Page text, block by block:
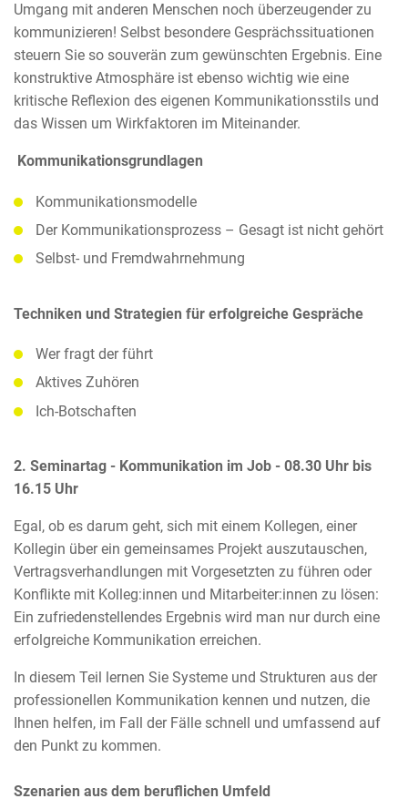
Umgang mit anderen Menschen noch überzeugender zu
kommunizieren! Selbst besondere Gesprächssituationen
steuern Sie so souverän zum gewünschten Ergebnis. Eine
konstruktive Atmosphäre ist ebenso wichtig wie eine
kritische Reflexion des eigenen Kommunikationsstils und
das Wissen um Wirkfaktoren im Miteinander.
Kommunikationsgrundlagen
Kommunikationsmodelle
Der Kommunikationsprozess – Gesagt ist nicht gehört
Selbst- und Fremdwahrnehmung
Techniken und Strategien für erfolgreiche Gespräche
Wer fragt der führt
Aktives Zuhören
Ich-Botschaften
2. Seminartag - Kommunikation im Job - 08.30 Uhr bis
16.15 Uhr
Egal, ob es darum geht, sich mit einem Kollegen, einer
Kollegin über ein gemeinsames Projekt auszutauschen,
Vertragsverhandlungen mit Vorgesetzten zu führen oder
Konflikte mit Kolleg:innen und Mitarbeiter:innen zu lösen:
Ein zufriedenstellendes Ergebnis wird man nur durch eine
erfolgreiche Kommunikation erreichen.
In diesem Teil lernen Sie Systeme und Strukturen aus der
professionellen Kommunikation kennen und nutzen, die
Ihnen helfen, im Fall der Fälle schnell und umfassend auf
den Punkt zu kommen.
Szenarien aus dem beruflichen Umfeld